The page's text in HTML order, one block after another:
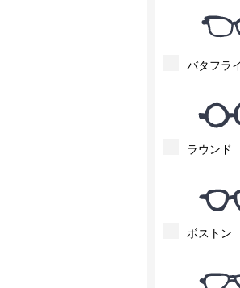
バタフラ
ラウンド
ボストン